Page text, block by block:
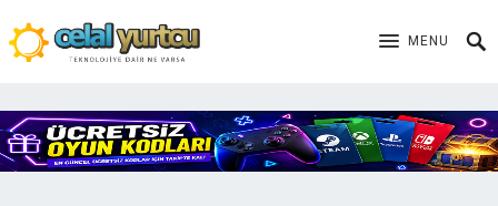
MENU